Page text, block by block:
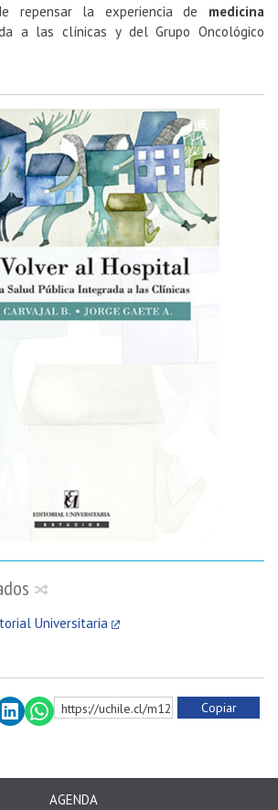
Universitaria
repensar la experiencia de medicina
a las clínicas y del Grupo Oncológico
https://uchile.cl/m121619 Copiar
AGENDA